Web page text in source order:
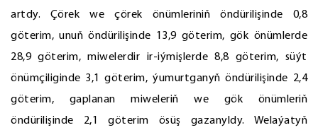
artdy. Çörek we çörek önümleriniň öndürilişinde 0,8
göterim, unuň öndürilişinde 13,9 göterim, gök önümlerde
28,9 göterim, miwelerdir ir-iýmişlerde 8,8 göterim, süýt
önümçiliginde 3,1 göterim, ýumurtganyň öndürilişinde 2,4
göterim, gaplanan miweleriň we gök önümleriň
öndürilişinde 2,1 göterim ösüş gazanyldy. Welaýatyň